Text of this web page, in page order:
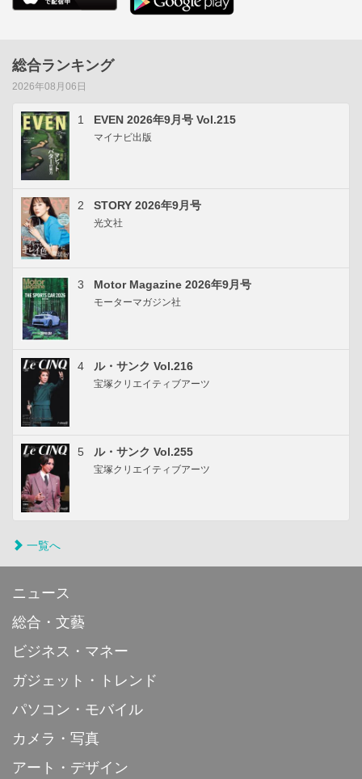
総合ランキング
2026年08月06日
1 EVEN 2026年9月号 Vol.215
マイナビ出版
2 STORY 2026年9月号
光文社
3 Motor Magazine 2026年9月号
モーターマガジン社
4 ル・サンク Vol.216
宝塚クリエイティブアーツ
5 ル・サンク Vol.255
宝塚クリエイティブアーツ
一覧へ
ニュース
総合・文藝
ビジネス・マネー
ガジェット・トレンド
パソコン・モバイル
カメラ・写真
アート・デザイン